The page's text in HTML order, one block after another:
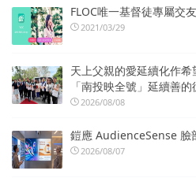
FLOC唯一基督徒專屬交
2021/03/29
天上父親的愛延續化作
「南投映全號」延續善的
2026/08/08
鎧應 AudienceSense 臉
2026/08/07